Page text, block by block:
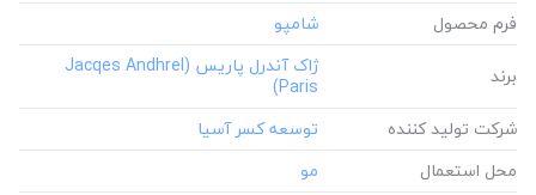
فرم محصول
برند
‎ژاک آندرل پاریس (Jacqes Andhrel
Paris)
شرکت تولید کننده
محل استعمال